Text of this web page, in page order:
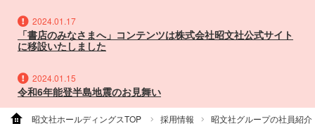
2024.01.17
「書店のみなさまへ」コンテンツは株式会社昭文社公式サイト
に移設いたしました
2024.01.15
令和6年能登半島地震のお見舞い
昭文社ホールディングスTOP 採用情報 昭文社グループの社員紹介